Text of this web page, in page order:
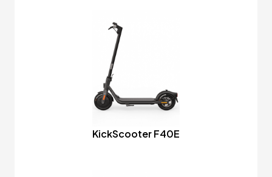
KickScooter F40E